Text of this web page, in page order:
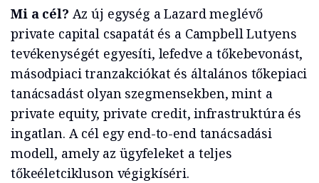
Mi a cél? Az új egység a Lazard meglévő
private capital csapatát és a Campbell Lutyens
tevékenységét egyesíti, lefedve a tőkebevonást,
másodpiaci tranzakciókat és általános tőkepiaci
tanácsadást olyan szegmensekben, mint a
private equity, private credit, infrastruktúra és
ingatlan. A cél egy end-to-end tanácsadási
modell, amely az ügyfeleket a teljes
tőkeéletcikluson végigkíséri.